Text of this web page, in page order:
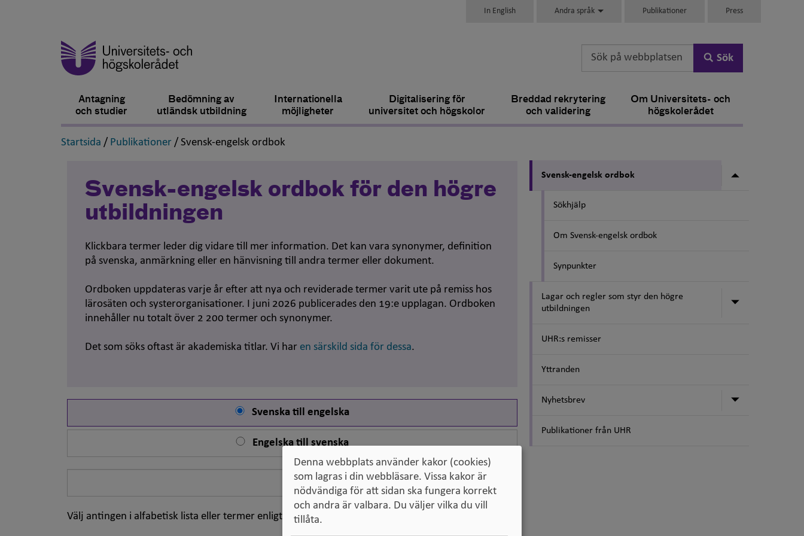
In English Andra språk Publikationer Press
Sök
Antagning
och studier
Bedömning av
utländsk utbildning
Internationella
möjligheter
Digitalisering för
universitet och högskolor
Breddad rekrytering
och validering
Om Universitets- och
högskolerådet
Startsida ,
/ Publikationer ,
/ Svensk-engelsk ordbok
Svensk-engelsk ordbok för den högre
utbildningen
Klickbara termer leder dig vidare till mer information. Det kan vara synonymer, definition
på svenska, anmärkning eller en hänvisning till andra termer eller dokument.
Ordboken uppdateras varje år efter att nya och reviderade termer varit ute på remiss hos
lärosäten och systerorganisationer. I juni 2026 publicerades den 19:e upplagan. Ordboken
innehåller nu totalt över 2 200 termer och synonymer.
Det som söks oftast är akademiska titlar. Vi har en särskild sida för dessa.
Svenska till engelska
Engelska till svenska
Välj antingen i alfabetisk lista eller termer enligt klassifikation
Svensk-engelsk ordbok Undermeny
Sökhjälp
Om Svensk-engelsk ordbok
Synpunkter
Lagar och regler som styr den högre
utbildningen
Undermeny
UHR:s remisser
Yttranden
Nyhetsbrev Undermeny
Publikationer från UHR
Denna webbplats använder kakor (cookies)
som lagras i din webbläsare. Vissa kakor är
nödvändiga för att sidan ska fungera korrekt
och andra är valbara. Du väljer vilka du vill
tillåta.